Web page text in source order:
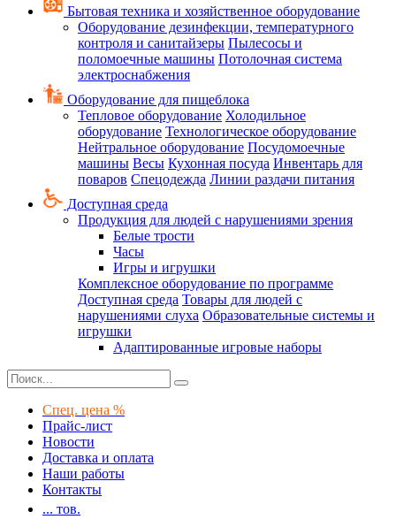
Бытовая техника и хозяйственное оборудование
Оборудование дезинфекции, температурного
контроля и санитайзеры Пылесосы и
поломоечные машины Потолочная система
электроснабжения
Оборудование для пищеблока
Тепловое оборудование Холодильное
оборудование Технологическое оборудование
Нейтральное оборудование Посудомоечные
машины Весы Кухонная посуда Инвентарь для
поваров Спецодежда Линии раздачи питания
Доступная среда
Продукция для людей с нарушениями зрения
Белые трости
Часы
Игры и игрушки
Комплексное оборудование по программе
Доступная среда Товары для людей с
нарушениями слуха Образовательные системы и
игрушки
Адаптированные игровые наборы
Спец. цена %
Прайс-лист
Новости
Доставка и оплата
Наши работы
Контакты
... тов.